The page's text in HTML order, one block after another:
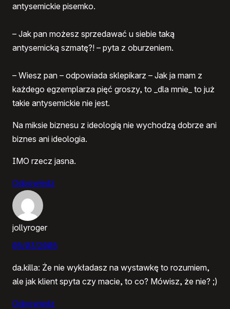
antysemickie pisemko.
– Jak pan możesz sprzedawać u siebie taką
antysemicką szmatę?! – pyta z oburzeniem.
– Wiesz pan – odpowiada sklepikarz – Jak ja mam z
każdego egzemplarza pięć groszy, to _dla mnie_ to już
takie antysemickie nie jest.
Na miksie biznesu z ideologią nie wychodzą dobrze ani
biznes ani ideologia.
IMO rzecz jasna.
Odpowiedz
jollyroger
05/03/2005
da.killa: Że nie wykładasz na wystawkę to rozumiem,
ale jak klient spyta czy macie, to co? Mówisz, że nie? ;)
Odpowiedz